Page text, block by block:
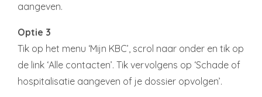
aangeven.
Optie 3
Tik op het menu ‘Mijn KBC’, scrol naar onder en tik op
de link ‘Alle contacten’. Tik vervolgens op ‘Schade of
hospitalisatie aangeven of je dossier opvolgen’.